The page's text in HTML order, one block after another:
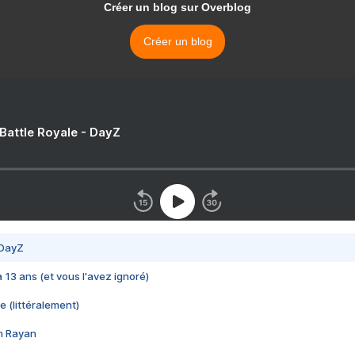
Créer un blog sur Overblog
Créer un blog
Royale - DayZ
13 ans (et vous l'avez ignoré)
(littéralement)
Rayan